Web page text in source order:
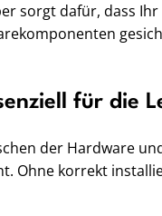
sorgt dafür, dass
für die
der Hardware
Ohne korrekt